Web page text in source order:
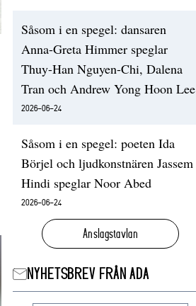
Såsom i en spegel: dansaren
Anna-Greta Himmer speglar
Thuy-Han Nguyen-Chi, Dalena
Tran och Andrew Yong Hoon Lee
2026-06-24
Såsom i en spegel: poeten Ida
Börjel och ljudkonstnären Jassem
Hindi speglar Noor Abed
2026-06-24
Anslagstavlan
NYHETSBREV FRÅN ADA